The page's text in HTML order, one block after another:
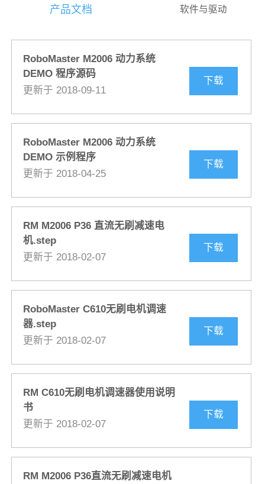
产品文档 软件与驱动
RoboMaster M2006 动力系统
DEMO 程序源码
更新于 2018-09-11
下载
RoboMaster M2006 动力系统
DEMO 示例程序
更新于 2018-04-25
下载
RM M2006 P36 直流无刷减速电
机.step
更新于 2018-02-07
下载
RoboMaster C610无刷电机调速
器.step
更新于 2018-02-07
下载
RM C610无刷电机调速器使用说明
书
更新于 2018-02-07
下载
RM M2006 P36直流无刷减速电机